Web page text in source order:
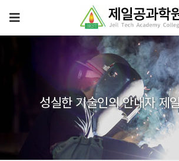
성실한 기술인의 안내자 제